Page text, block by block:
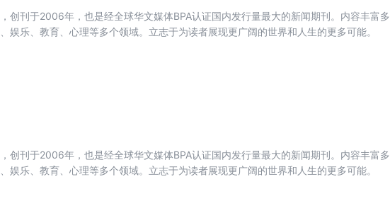
创刊于2006年，也是经全球华文媒体BPA认证国内发行量最大的新闻期刊。内容丰富多
娱乐、教育、心理等多个领域。立志于为读者展现更广阔的世界和人生的更多可能。
创刊于2006年，也是经全球华文媒体BPA认证国内发行量最大的新闻期刊。内容丰富多
娱乐、教育、心理等多个领域。立志于为读者展现更广阔的世界和人生的更多可能。